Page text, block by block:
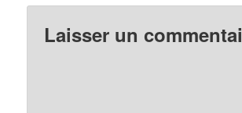
Laisser un